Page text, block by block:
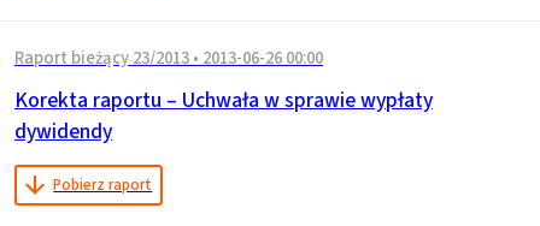
Raport bieżący 23/2013 • 2013-06-26 00:00
Korekta raportu – Uchwała w sprawie wypłaty
dywidendy
Pobierz raport